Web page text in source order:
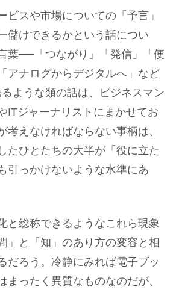
ビスや市場についての「予言」
儲けできるかという話につい
葉──「つながり」「発信」「便
アナログからデジタルへ」など
ような類の話は、ビジネスマン
ITジャーナリストにまかせてお
考えなければならない事柄は、
たひとたちの大半が「役に立た
引っかけないような水準にあ
と総称できるようなこれら現象
」と「知」のあり方の変容と相
だろう。冷静にみれば電子ブッ
まったく異質なものなのだが、